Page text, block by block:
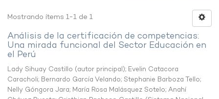
Mostrando ítems 1-1 de 1
Análisis de la certificación de competencias:
Una mirada funcional del Sector Educación en
el Perú
Lady Sihuay Castillo (autor principal); Evelin Catacora
Caracholi; Bernardo García Velando; Stephanie Barboza Tello;
Nelly Góngora Jara; María Rosa Malásquez Sotelo; Anahí